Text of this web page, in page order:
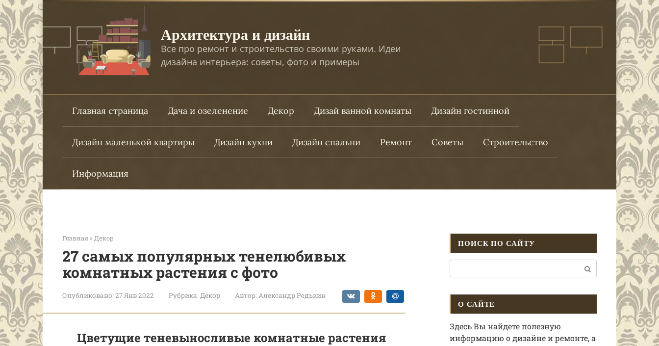
Перейти
к
контенту
Архитектура и дизайн
Все про ремонт и строительство своими руками. Идеи
дизайна интерьера: советы, фото и примеры
Главная страница Дача и озеленение Декор Дизай ванной комнаты Дизайн гостинной
Дизайн маленькой квартиры Дизайн кухни Дизайн спальни Ремонт Советы Строительство
Информация
Главная » Декор
27 самых популярных тенелюбивых
комнатных растения с фото
Опубликовано:27 Янв 2022 Рубрика:Декор Автор:Александр Редькин
Цветущие теневыносливые комнатные растения
ПОИСК ПО САЙТУ
О САЙТЕ
Здесь Вы найдете полезную
информацию о дизайне и ремонте, а